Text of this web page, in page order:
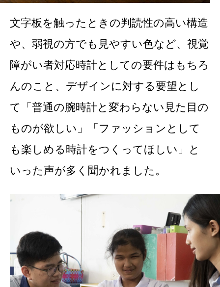
文字板を触ったときの判読性の高い構造
や、弱視の方でも見やすい色など、視覚
障がい者対応時計としての要件はもちろ
んのこと、デザインに対する要望とし
て「普通の腕時計と変わらない見た目の
ものが欲しい」「ファッションとして
も楽しめる時計をつくってほしい」と
いった声が多く聞かれました。